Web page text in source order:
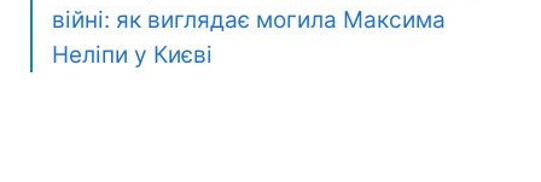
війні: як виглядає могила Максима
Неліпи у Києві